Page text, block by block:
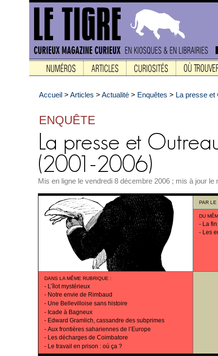
Accueil > Articles > Actualité > Enquêtes > La presse et
ENQUÊTE
Mis en ligne le vendredi 8 décembre 2006 ; mis à jour le
PAR LE
DU
- La
- Les
DANS LA MÊME RUBRIQUE :
- L’îlot mystérieux
- Notre envie de Rimbaud
- Une Bellevilloise sans histoire
- Icade à Bagneux
- Edward Gramlich, cassandre des subprimes
- Aux frontières sahariennes de l’Europe
- Les décharges de Coimbatore
- Le travail en prison : où ça ?